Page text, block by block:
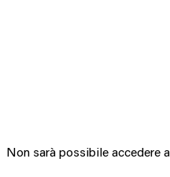
Non sarà possibile accedere